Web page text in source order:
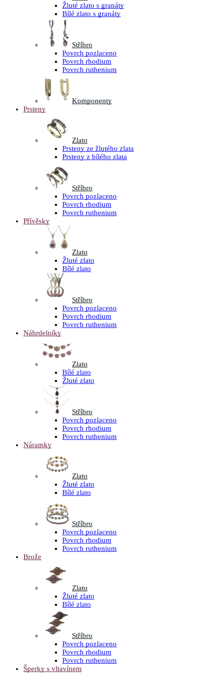
Žluté zlato s granáty
Bílé zlato s granáty
Stříbro
Povrch pozlaceno
Povrch rhodium
Povrch ruthenium
Komponenty
Prsteny
Zlato
Prsteny ze žlutého zlata
Prsteny z bílého zlata
Stříbro
Povrch pozlaceno
Povrch rhodium
Povrch ruthenium
Přívěsky
Zlato
Žluté zlato
Bílé zlato
Stříbro
Povrch pozlaceno
Povrch rhodium
Povrch ruthenium
Náhrdelníky
Zlato
Bílé zlato
Žluté zlato
Stříbro
Povrch pozlaceno
Povrch rhodium
Povrch ruthenium
Náramky
Zlato
Žluté zlato
Bílé zlato
Stříbro
Povrch pozlaceno
Povrch rhodium
Povrch ruthenium
Brože
Zlato
Žluté zlato
Bílé zlato
Stříbro
Povrch pozlaceno
Povrch rhodium
Povrch ruthenium
Šperky s vltavínem